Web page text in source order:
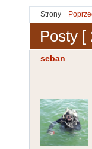
Strony
Posty [
seban